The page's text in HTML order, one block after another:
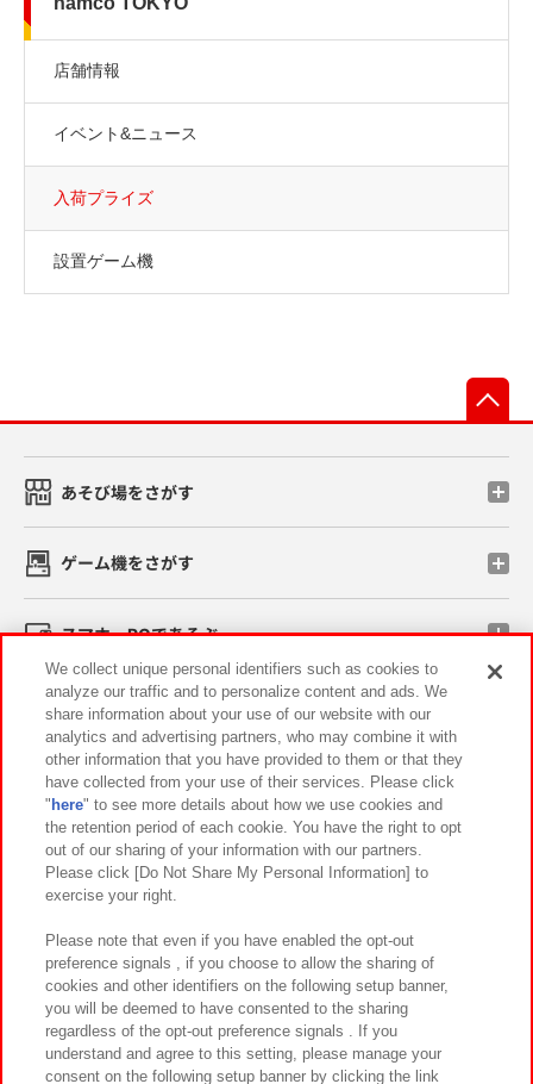
店舗情報
イベント&ニュース
入荷プライズ
設置ゲーム機
あそび場をさがす
ゲーム機をさがす
スマホ・PCであそぶ
イベント・キャンペーン
関連会社 サステナビリティ サイトポリシー
プライバシーポリシー ウェブアクセシビリティ方針と検証結果
お取引先さまとともに
カスタマーハラスメント対応方針 よくあるご質問・お問い合わせ
We collect unique personal identifiers such as cookies to
analyze our traffic and to personalize content and ads. We
share information about your use of our website with our
analytics and advertising partners, who may combine it with
other information that you have provided to them or that they
have collected from your use of their services. Please click
" here" to see more details about how we use cookies and
the retention period of each cookie. You have the right to opt
out of our sharing of your information with our partners.
Please click [Do Not Share My Personal Information] to
exercise your right.
Please note that even if you have enabled the opt-out
preference signals , if you choose to allow the sharing of
cookies and other identifiers on the following setup banner,
you will be deemed to have consented to the sharing
regardless of the opt-out preference signals . If you
understand and agree to this setting, please manage your
consent on the following setup banner by clicking the link